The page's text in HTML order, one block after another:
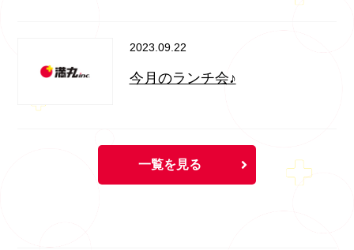
2023.09.22
今月のランチ会♪
一覧を見る